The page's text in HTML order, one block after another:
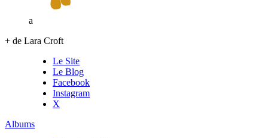
a
+ de Lara Croft
Le Site
Le Blog
Facebook
Instagram
X
Albums